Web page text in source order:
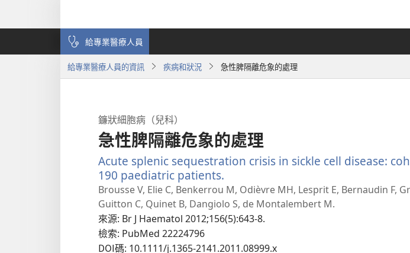
給專業醫療人員
給專業醫療人員的資訊 疾病和狀況 急性脾隔離危象的處理
鐮狀細胞病（兒科）
急性脾隔離危象的處理
Acute splenic sequestration crisis in sickle cell disease:
190 paediatric patients.
啟
新
視
Brousse V, Elie C, Benkerrou M, Odièvre MH, Lesprit E, Bernaudin F,
Guitton C, Quinet B, Dangiolo S, de Montalembert M.
來源‎: Br J Haematol 2012;156(5):643-8.
檢索‎: PubMed 22224796
DOI碼‎: 10.1111/j.1365-2141.2011.08999.x